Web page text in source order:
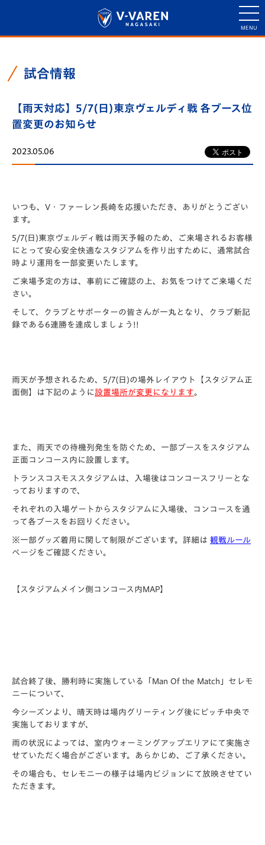
試合情報
【雨天対応】5/7(日)東京ヴェルディ戦 各ブース位
置変更のお知らせ
2023.05.06
いつも、V・ファーレン長崎を応援いただき、ありがとうござい
ます。
5/7(日)東京ヴェルディ戦は雨天予報のため、ご来場されるお客様
にとって安心安全快適なスタジアムを作り出すために、通常試合
時より運用を一部変更いたします。
ご来場予定の方は、事前にご確認の上、お気をつけてご来場くだ
さい。
そして、クラブとサポーターの皆さんが一丸となり、クラブ新記
録である6連勝を達成しましょう!!
雨天が予想されるため、5/7(日)の場外レイアウト【スタジアム正
面側】は下記のように設置場所が変更になります。
また、雨天での待機列発生を防ぐため、一部ブースをスタジアム
正面コンコース内に設置します。
トランスコスモススタジアムは、入場後はコンコースフリーとな
っておりますので、
それぞれの入場ゲートからスタジアムに入場後、コンコースを通
って各ブースをお回りください。
※一部グッズ着用に関して制限がございます。詳細は 観戦ルール
ページをご確認ください。
【スタジアムメイン側コンコース内MAP】
試合終了後、勝利時に実施している「Man Of the Match」セレモ
ニーについて、
今シーズンより、晴天時は場内グリーティング後にピッチ中央で
実施しておりますが、
雨の状況によっては、室内ウォーミングアップエリアにて実施さ
せていただく場合がございます。あらかじめ、ご了承ください。
その場合も、セレモニーの様子は場内ビジョンにて放映させてい
ただきます。